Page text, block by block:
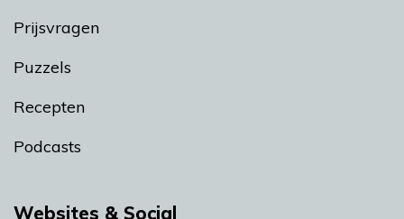
Prijsvragen
Puzzels
Recepten
Podcasts
Websites & Social